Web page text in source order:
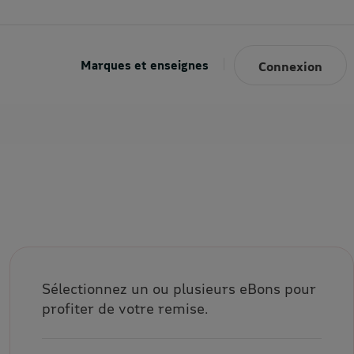
Marques et enseignes Connexion
Sélectionnez un ou plusieurs eBons pour
profiter de votre remise.